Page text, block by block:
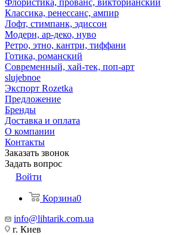
Флористика, прованс, викторианский
Классика, ренессанс, ампир
Лофт, стимпанк, эдиссон
Модерн, ар-деко, нуво
Ретро, этно, кантри, тиффани
Готика, романский
Современный, хай-тек, поп-арт
slujebnoe
Экспорт Rozetka
Предложение
Бренды
Доставка и оплата
О компании
Контакты
Заказать звонок
Задать вопрос
Войти
Корзина0
info@lihtarik.com.ua
г. Киев